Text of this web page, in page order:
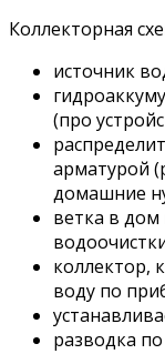
Коллекторная
источник
(про
арматурой
домашние
ветка в дом
коллектор,
воду по
разводка